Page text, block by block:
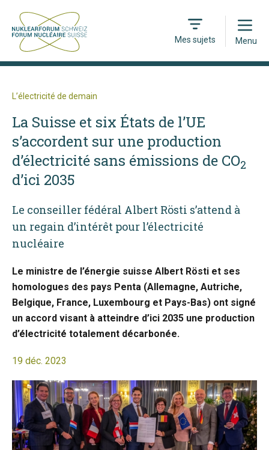
Mes sujets
Open
Menu
L’électricité de demain
La Suisse et six États de l’UE
s’accordent sur une production
d’électricité sans émissions de CO2
d’ici 2035
Le conseiller fédéral Albert Rösti s’attend à
un regain d’intérêt pour l’électricité
nucléaire
Le ministre de l’énergie suisse Albert Rösti et ses
homologues des pays Penta (Allemagne, Autriche,
Belgique, France, Luxembourg et Pays-Bas) ont signé
un accord visant à atteindre d’ici 2035 une production
d’électricité totalement décarbonée.
19 déc. 2023